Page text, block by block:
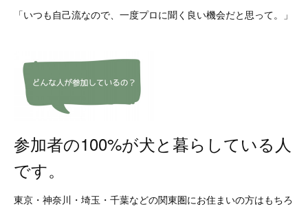
「いつも自己流なので、一度プロに聞く良い機会だと思って。」
参加者の100%が犬と暮らしている人
です。
東京・神奈川・埼玉・千葉などの関東圏にお住まいの方はもちろ